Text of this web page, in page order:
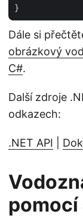
Dále si
obrázkový
C#.
Další zdroje
odkazech:
.NET API
pomocí